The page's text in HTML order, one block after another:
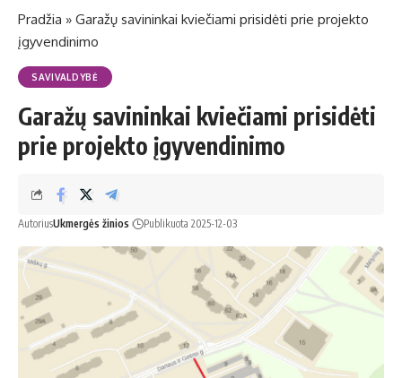
Pradžia » Garažų savininkai kviečiami prisidėti prie projekto
įgyvendinimo
SAVIVALDYBĖ
Garažų savininkai kviečiami prisidėti
prie projekto įgyvendinimo
AutoriusUkmergės žinios Publikuota 2025-12-03